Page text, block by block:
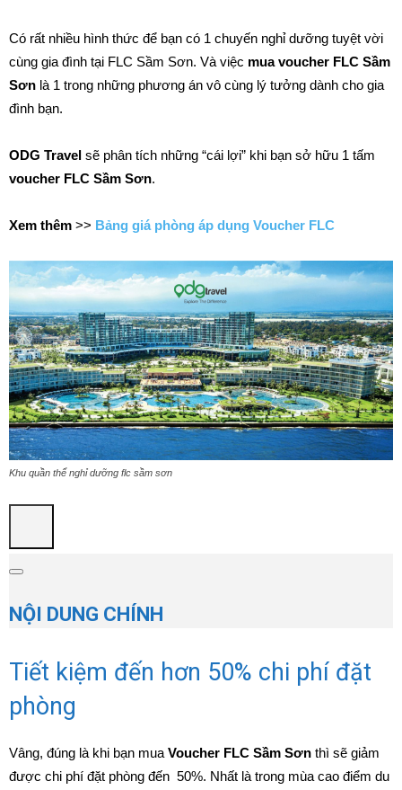
Có rất nhiều hình thức để bạn có 1 chuyến nghỉ dưỡng tuyệt vời
cùng gia đình tại FLC Sầm Sơn. Và việc mua voucher FLC Sầm
Sơn là 1 trong những phương án vô cùng lý tưởng dành cho gia
đình bạn.
ODG Travel sẽ phân tích những “cái lợi” khi bạn sở hữu 1 tấm
voucher FLC Sầm Sơn.
Xem thêm >> Bảng giá phòng áp dụng Voucher FLC
Khu quần thể nghỉ dưỡng flc sầm sơn
NỘI DUNG CHÍNH
Tiết kiệm đến hơn 50% chi phí đặt
phòng
Vâng, đúng là khi bạn mua Voucher FLC Sầm Sơn thì sẽ giảm
được chi phí đặt phòng đến 50%. Nhất là trong mùa cao điểm du